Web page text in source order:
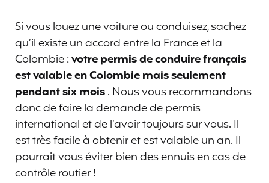
Si vous louez une voiture ou conduisez, sachez
qu’il existe un accord entre la France et la
Colombie :votre permis de conduire français
est valable en Colombiemais seulement
pendant six mois. Nous vous recommandons
donc de faire la demande de permis
international et de l’avoir toujours sur vous. Il
est très facile à obtenir et est valable un an. Il
pourrait vous éviter bien des ennuis en cas de
contrôle routier !